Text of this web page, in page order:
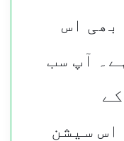
بھی اس
آپ سب
اس سیشن